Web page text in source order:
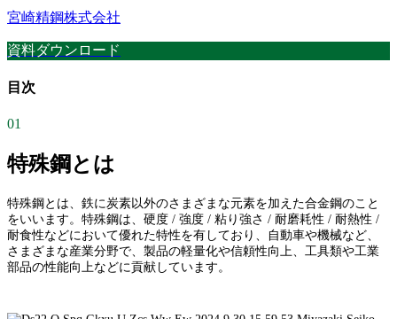
宮崎精鋼株式会社
資料ダウンロード
目次
01
特殊鋼とは
特殊鋼とは、鉄に炭素以外のさまざまな元素を加えた合金鋼のこと
をいいます。特殊鋼は、硬度 / 強度 / 粘り強さ / 耐磨耗性 / 耐熱性 /
耐食性などにおいて優れた特性を有しており、自動車や機械など、
さまざまな産業分野で、製品の軽量化や信頼性向上、工具類や工業
部品の性能向上などに貢献しています。